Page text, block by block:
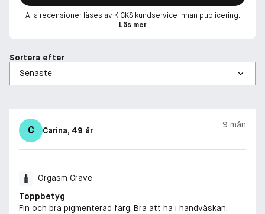
Alla recensioner läses av KICKS kundservice innan publicering.
Läs mer
Sortera efter
C Carina, 49 år
9 mån
Orgasm Crave
Toppbetyg
Fin och bra pigmenterad färg. Bra att ha i handväskan.